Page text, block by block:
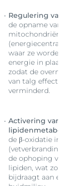
Regulering van
de opname van
mitochondriën
waar ze worden
energie in plaats
zodat de
van talg
verminderd.
Activering van
de β-oxidatie in
de ophoping
lipiden, wat
bijdraagt aan